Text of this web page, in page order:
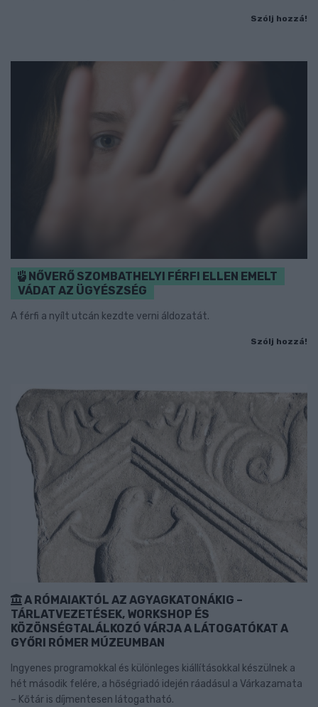
Szólj hozzá!
NŐVERŐ SZOMBATHELYI FÉRFI ELLEN EMELT
VÁDAT AZ ÜGYÉSZSÉG
A férfi a nyílt utcán kezdte verni áldozatát.
Szólj hozzá!
A RÓMAIAKTÓL AZ AGYAGKATONÁKIG –
TÁRLATVEZETÉSEK, WORKSHOP ÉS
KÖZÖNSÉGTALÁLKOZÓ VÁRJA A LÁTOGATÓKAT A
GYŐRI RÓMER MÚZEUMBAN
Ingyenes programokkal és különleges kiállításokkal készülnek a
hét második felére, a hőségriadó idején ráadásul a Várkazamata
– Kőtár is díjmentesen látogatható.